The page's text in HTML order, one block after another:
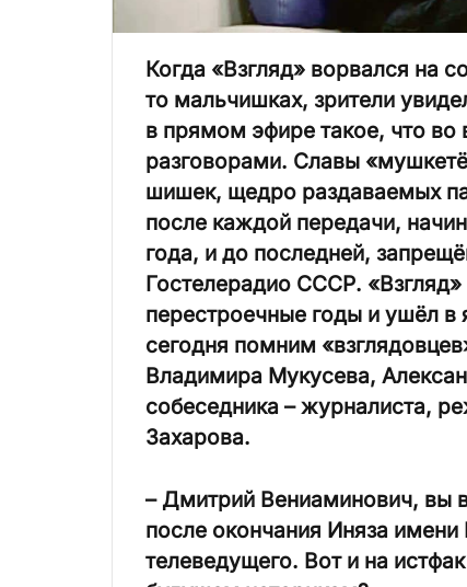
Когда «Взгляд» ворвался на
то мальчишках, зрители
в прямом эфире такое, что
разговорами. Славы
шишек, щедро раздаваемых
после каждой передачи,
года, и до последней,
Гостелерадио СССР.
перестроечные годы и ушёл
сегодня помним
Владимира Мукусева,
собеседника – журналиста,
Захарова.
– Дмитрий Вениаминович, вы
после окончания Иняза
телеведущего. Вот и на